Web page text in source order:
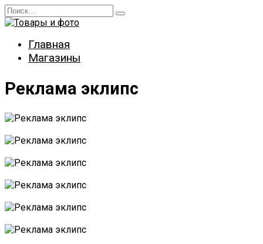
Перейти
к
Search
for:
Главная
Магазины
Реклама эклипс